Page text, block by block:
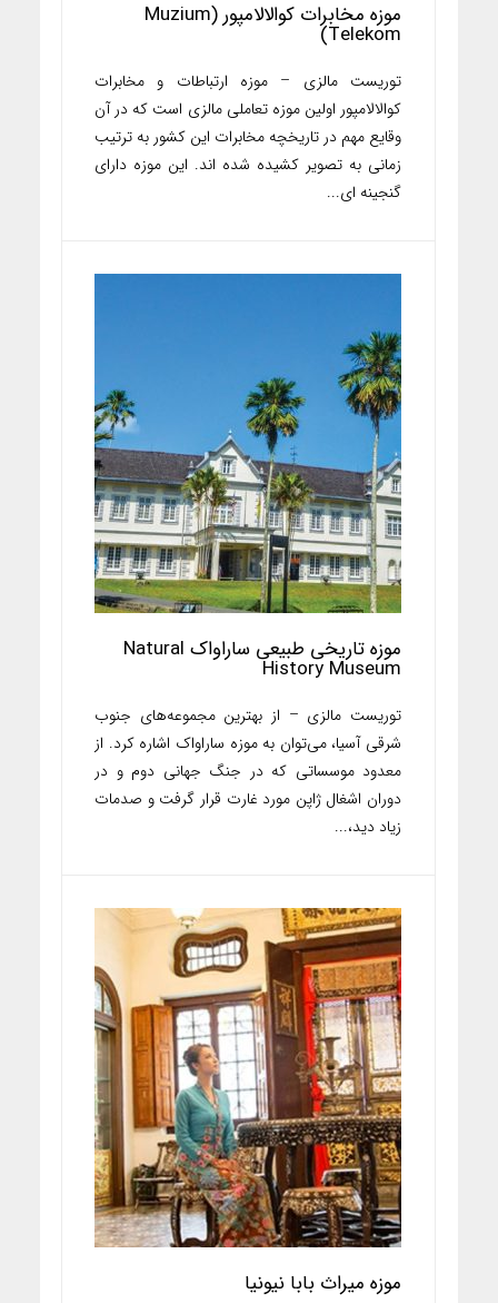
موزه مخابرات کوالالامپور (Muzium
Telekom)
توریست مالزی – موزه ارتباطات و مخابرات
کوالالامپور اولین موزه تعاملی مالزی است که در آن
وقایع مهم در تاریخچه مخابرات این کشور به ترتیب
زمانی به تصویر کشیده شده اند. این موزه دارای
گنجینه ای...
موزه تاریخی طبیعی ساراواک Natural
History Museum
توریست مالزی – از بهترین مجموعه‌های جنوب
شرقی آسیا، می‌توان به موزه ساراواک اشاره کرد. از
معدود موسساتی که در جنگ جهانی دوم و در
دوران اشغال ژاپن مورد غارت قرار گرفت و صدمات
زیاد دید،...
موزه میراث بابا نیونیا